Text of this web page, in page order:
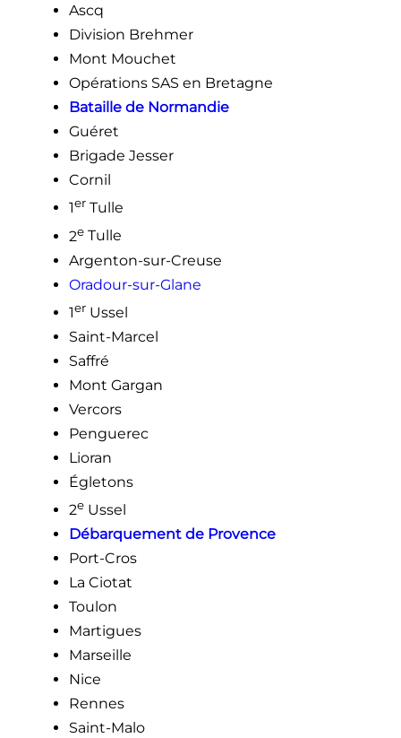
Ascq
Division Brehmer
Mont Mouchet
Opérations SAS en Bretagne
Bataille de Normandie
Guéret
Brigade Jesser
Cornil
1er Tulle
2eTulle
Argenton-sur-Creuse
Oradour-sur-Glane
1erUssel
Saint-Marcel
Saffré
Mont Gargan
Vercors
Penguerec
Lioran
Égletons
2eUssel
Débarquement de Provence
Port-Cros
La Ciotat
Toulon
Martigues
Marseille
Nice
Rennes
Saint-Malo